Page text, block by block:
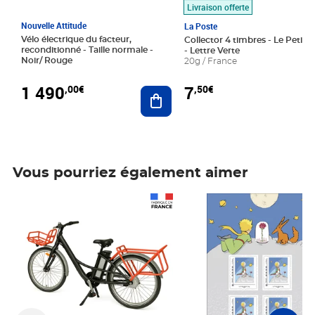
Nouvelle Attitude
Vélo électrique du facteur,
reconditionné - Taille normale -
Noir/ Rouge
1 490,00€ Ajouter au panier
Livraison offerte
La Poste
Collector 4 timbres - Le Petit
- Lettre Verte
20g / France
7,50€
Vous pourriez également aimer
Prix 7,50€